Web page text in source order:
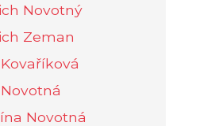
Novotný
Zeman
Novotná